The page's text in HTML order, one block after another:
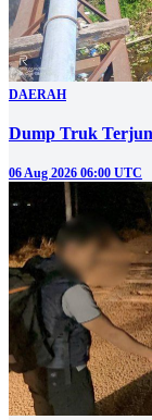
DAERAH
Dump Truk
06 Aug 2026 06:00 UTC